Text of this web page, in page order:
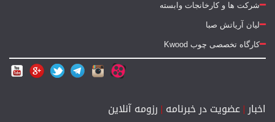
شرکت ها و کارخانجات وابسته
لیان آریاتش صبا
کارگاه تخصصی چوب Kwood
اخبار|عضویت در خبرنامه | رزومه آنلاین